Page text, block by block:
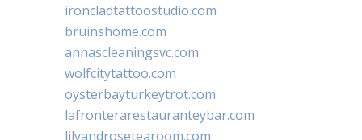
ironcladtattoostudio.com
bruinshome.com
annascleaningsvc.com
wolfcitytattoo.com
oysterbayturkeytrot.com
lafronterarestauranteybar.com
lilyandrosetearoom.com